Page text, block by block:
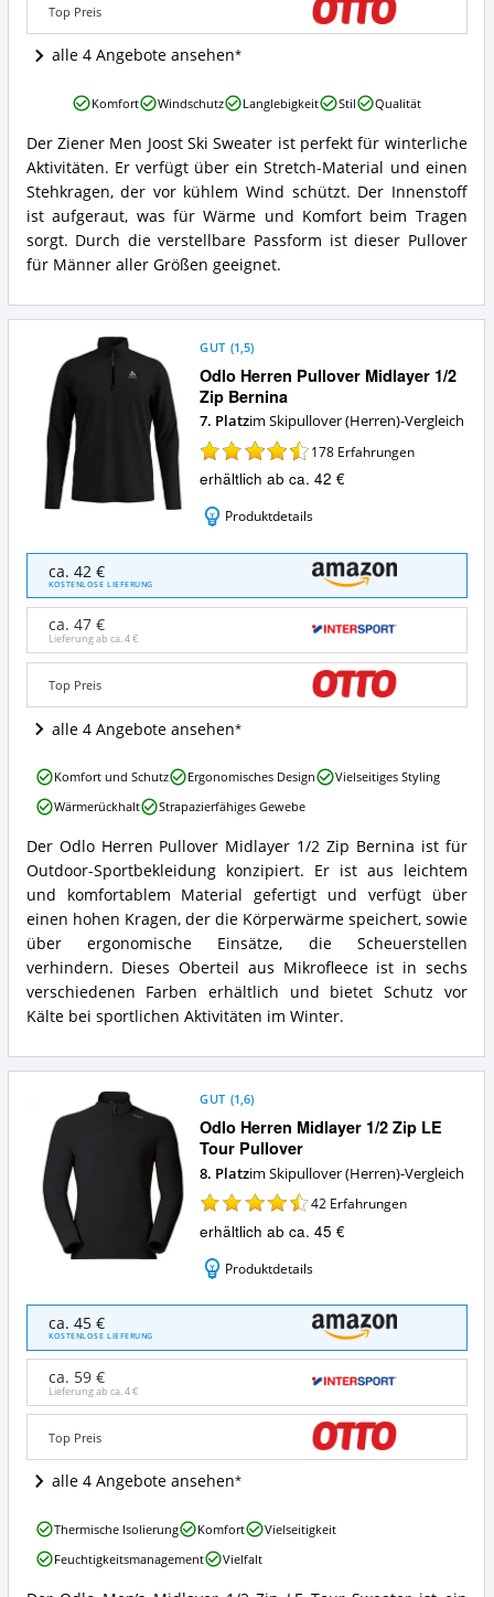
dieser
Skipullover
(Herren)
Top Preis
alle 4 Angebote ansehen
Ziener
Herren
Joost
Skipullover
Zusammenfassung:
Was
bietet
Skipullover
Der Ziener Men Joost Ski Sweater ist perfekt für winterliche
Aktivitäten. Er verfügt über ein Stretch-Material und einen
Stehkragen, der vor kühlem Wind schützt. Der Innenstoff
ist aufgeraut, was für Wärme und Komfort beim Tragen
sorgt. Durch die verstellbare Passform ist dieser Pullover
für Männer aller Größen geeignet.
Joost
Skipullover
Vorteile:
Was
spricht
für
diesen
Komfort Windschutz Langlebigkeit Stil Qualität
Odlo Herren Pullover Midlayer 1/2
Zip Bernina
GUT (1,5)
7. Platzim Skipullover (Herren)-Vergleich
178 Erfahrungen
erhältlich ab ca. 42 €
Produktdetails
Odlo
Herren
Pullover
Midlayer
Zip
Bernina
Angebote:
Wo
ist
Skipullover
(Herren)
erhältlich?
ca. 42 €
KOSTENLOSE LIEFERUNG
ca. 47 €
Lieferung ab ca.4 €
Top Preis
alle 4 Angebote ansehen
Odlo
Herren
Pullover
Midlayer
1/2
Zip
Bernina
Zusammenfassung:
Was
dieser
Skipullover
Der Odlo Herren Pullover Midlayer 1/2 Zip Bernina ist für
Outdoor-Sportbekleidung konzipiert. Er ist aus leichtem
und komfortablem Material gefertigt und verfügt über
einen hohen Kragen, der die Körperwärme speichert, sowie
über ergonomische Einsätze, die Scheuerstellen
verhindern. Dieses Oberteil aus Mikrofleece ist in sechs
verschiedenen Farben erhältlich und bietet Schutz vor
Kälte bei sportlichen Aktivitäten im Winter.
Odlo
Herren
Pullover
1/2
Zip
Bernina
Vorteile:
Was
spricht
für
diesen
Skipullover
Komfort und Schutz Ergonomisches Design
Vielseitiges Styling
Wärmerückhalt
Strapazierfähiges Gewebe
Odlo Herren Midlayer 1/2 Zip LE
Tour Pullover
GUT (1,6)
8. Platzim Skipullover (Herren)-Vergleich
42 Erfahrungen
erhältlich ab ca. 45 €
Produktdetails
Herren
Midlayer
LE
Tour
Pullover
Angebote:
Wo
dieser
Skipullover
(Herren)
erhältlich?
ca. 45 €
KOSTENLOSE LIEFERUNG
ca. 59 €
Lieferung ab ca.4 €
Top Preis
alle 4 Angebote ansehen
Odlo
Herren
Midlayer
Thermische Isolierung Komfort
Vielseitigkeit
Feuchtigkeitsmanagement
Vielfalt